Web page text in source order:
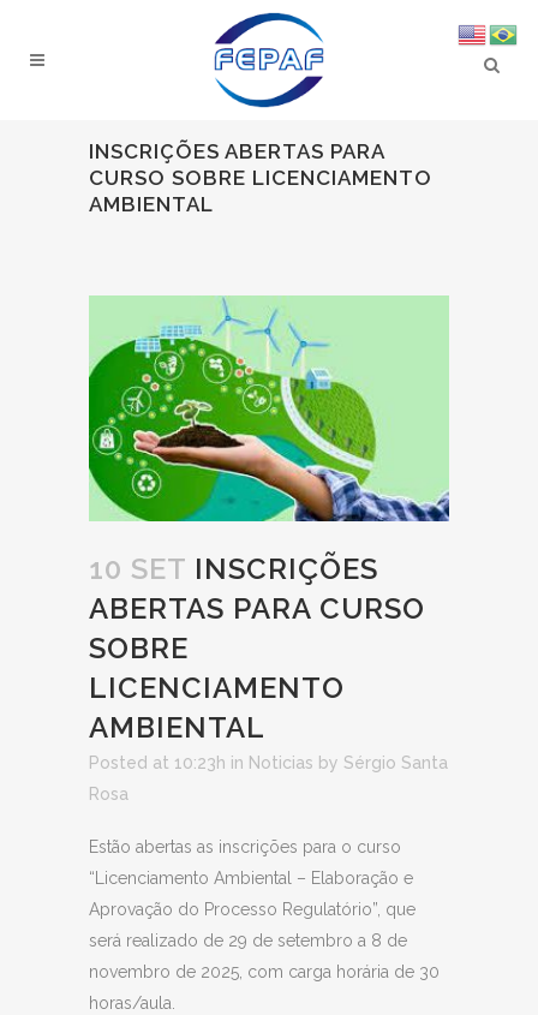
INSCRIÇÕES ABERTAS PARA
CURSO SOBRE LICENCIAMENTO
AMBIENTAL
10 SET INSCRIÇÕES
ABERTAS PARA CURSO
SOBRE
LICENCIAMENTO
AMBIENTAL
Posted at 10:23h in Noticias by Sérgio Santa
Rosa
Estão abertas as inscrições para o curso
“Licenciamento Ambiental – Elaboração e
Aprovação do Processo Regulatório”, que
será realizado de 29 de setembro a 8 de
novembro de 2025, com carga horária de 30
horas/aula.